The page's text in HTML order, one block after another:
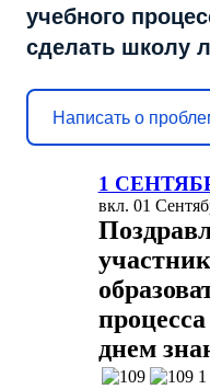
учебного
сделать школу
Написать о
1
вкл. 01
днем